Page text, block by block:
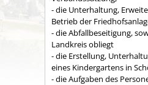
- die Unterhaltung,
Betrieb der
- die Abfallbeseitigung,
Land­kreis obliegt
- die Erstellung,
eines Kindergartens in
- die Aufgaben des